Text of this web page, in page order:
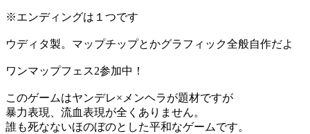
※エンディングは１つです
ウディタ製。マップチップとかグラフィック全般自作だよ
ワンマップフェス2参加中！
このゲームはヤンデレ×メンヘラが題材ですが
暴力表現、流血表現が全くありません。
誰も死なないほのぼのとした平和なゲームです。